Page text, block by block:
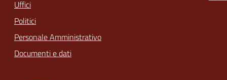
Uffici
Politici
Personale Amministrativo
Documenti e dati